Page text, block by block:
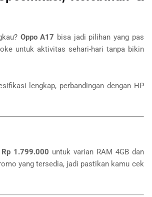
Oppo A17 bisa jadi pilihan yang pas
untuk aktivitas sehari-hari tanpa bikin
lengkap, perbandingan dengan HP
1.799.000 untuk varian RAM 4GB dan
yang tersedia, jadi pastikan kamu cek